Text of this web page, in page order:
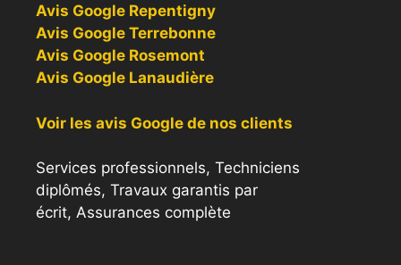
Avis Google Repentigny
Avis Google Terrebonne
Avis Google Rosemont
Avis Google Lanaudière
Voir les avis Google de nos clients
Services professionnels, Techniciens
diplômés, Travaux garantis par
écrit, Assurances complète